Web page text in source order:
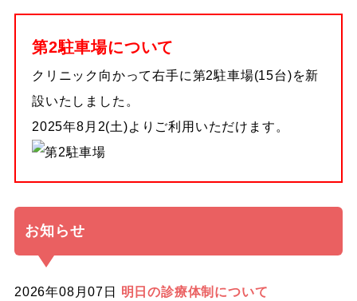
第2駐車場について
クリニック向かって右手に第2駐車場(15台)を新
設いたしました。
2025年8月2(土)よりご利用いただけます。
お知らせ
2026年08月07日 明日の診療体制について